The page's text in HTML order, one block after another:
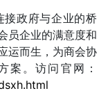
政府与企业的桥
员企业的满意度和
运而生，为商会协
案。访问官网：